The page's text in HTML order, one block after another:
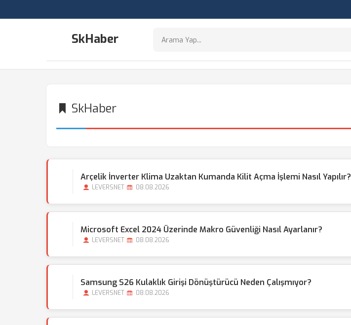
SkHaber
SkHaber
Arçelik İnverter Klima Uzaktan Kumanda Kilit Açma İşlemi Nasıl Yapılır?
LEVERSNET 08.08.2026
Microsoft Excel 2024 Üzerinde Makro Güvenliği Nasıl Ayarlanır?
LEVERSNET 08.08.2026
Samsung S26 Kulaklık Girişi Dönüştürücü Neden Çalışmıyor?
LEVERSNET 08.08.2026